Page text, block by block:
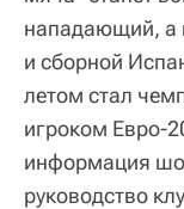
нападающий, а
и сборной
летом стал
игроком Евро-
информация
руководство